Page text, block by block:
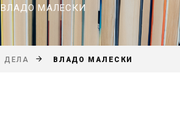
ВЛАДО МАЛЕСКИ
ДЕЛА ВЛАДО МАЛЕСКИ